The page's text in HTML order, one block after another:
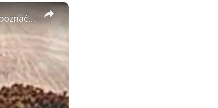
×
Genialna sztuczka do smaku kuchni: Twoi sąsiedzi będą chcieli poznać Twój sekret